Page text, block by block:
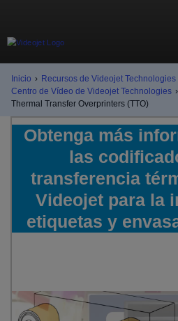
Inicio › Recursos de Videojet Technologies
Centro de Vídeo de Videojet Technologies ›
Thermal Transfer Overprinters (TTO)
Obtenga más
las
transferencia
Videojet para la
etiquetas y